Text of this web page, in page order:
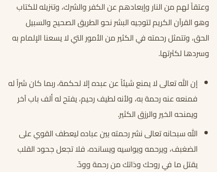
وعتقاً لهم من النار وإبعادهم عن الكفر والشرك، وتنزيله للكتاب
وهو القرآن الكريم لتوجيه البشر نحو الطريق الصحيح والسبيل
الحق، وتتمثل رحمته في الكثير من الأمور التي لا يسعنا الإلمام به
وسردها لكثرتها.
إن الله تعالى لا يمنع شيئاً عن عبده إلا لحكمة، ربما كان شراً له
فمنعه عنه رحمة به، ولأنه لطيف رحيم، يفتح له ألف باب آخر
ويمنحه الخير والرزق الكثير.
الله سبحانه تعالى نشر رحمته بين عباده ليعطف القوي على
الضغبف، ويرحمه ويواسيه ويسانده، فلا تجعل جحود القلب
يقتل ما في روحك وذاتك من رحمة وودّ.